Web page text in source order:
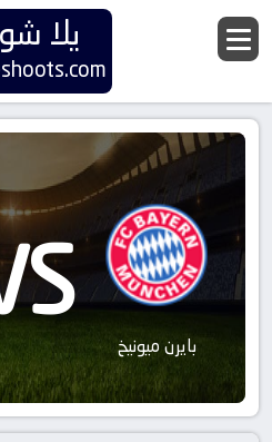
يلا
بايرن ميونيخ